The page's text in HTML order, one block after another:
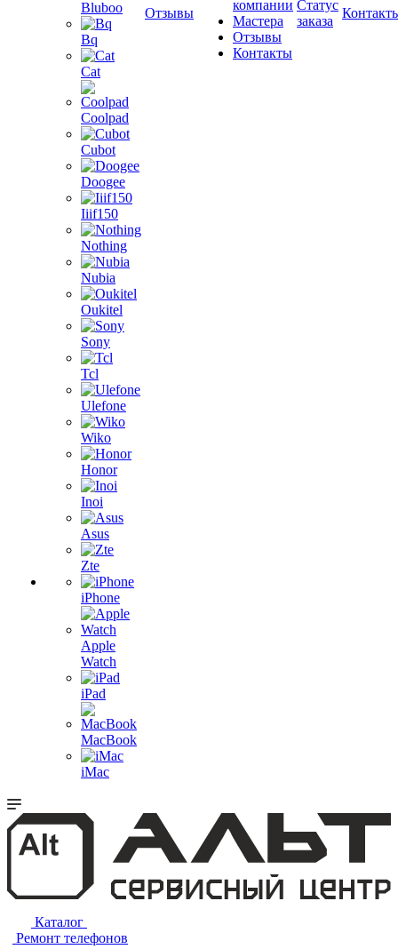
Bluboo
Bq
Cat
Coolpad
Cubot
Doogee
Iiif150
Nothing
Nubia
Oukitel
Sony
Tcl
Ulefone
Wiko
Honor
Inoi
Asus
Zte
iPhone
Apple
Watch
iPad
MacBook
iMac
Отзывы
компании
Мастера
Отзывы
Контакты
Статус
заказа
Каталог
Ремонт телефонов